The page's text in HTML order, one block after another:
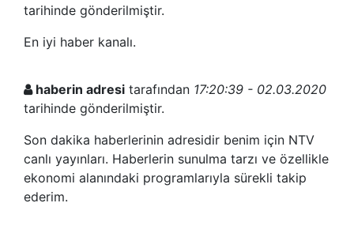
tarihinde gönderilmiştir.
En iyi haber kanalı.
haberin adresi tarafından 17:20:39 - 02.03.2020
tarihinde gönderilmiştir.
Son dakika haberlerinin adresidir benim için NTV
canlı yayınları. Haberlerin sunulma tarzı ve özellikle
ekonomi alanındaki programlarıyla sürekli takip
ederim.